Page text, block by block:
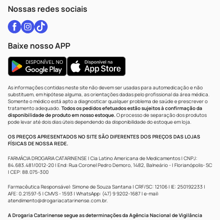
Nossas redes sociais
Baixe nosso APP
As informações contidas neste site não devem ser usadas para automedicação e não
substituem, em hipótese alguma, as orientações dadas pelo profissional da área médica.
Somente o médico está apto a diagnosticar qualquer problema de saúde e prescrever o
tratamento adequado. Todos os pedidos efetuados estão sujeitos à confirmação da
disponibilidade de produto em nosso estoque.O processo de separação dos produtos
pode levar até dois dias úteis dependendo da disponibilidade do estoque em loja.
OS PREÇOS APRESENTADOS NO SITE SÃO DIFERENTES DOS PREÇOS DAS LOJAS
FÍSICAS DE NOSSA REDE.
FARMÁCIA DROGARIA CATARINENSE | Cia Latino Americana de Medicamentos | CNPJ:
84.683.481/0012-20 | End: Rua Coronel Pedro Demoro, 1482, Balneário - | Florianópolis- SC
| CEP: 88.075-300
Farmacêutica Responsável: Simone de Souza Santana | CRF/SC: 12106 | IE: 250192233 |
AFE: 0.21597-5 | CMVS - 1593 | WhatsApp: (47) 9 9202-1687 | e-mail:
atendimento@drogariacatarinense.com.br.
A Drogaria Catarinense segue as determinações da Agência Nacional de Vigilância